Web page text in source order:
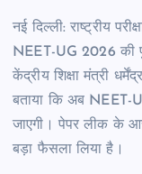
नई दिल्ली: राष्ट्रीय
NEET-UG 2026 की
केंद्रीय शिक्षा मंत्री
बताया कि अब NEET-
जाएगी। पेपर लीक के
बड़ा फैसला लिया है।